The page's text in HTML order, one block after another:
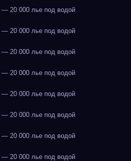
20 000 лье под водой
20 000 лье под водой
20 000 лье под водой
20 000 лье под водой
20 000 лье под водой
20 000 лье под водой
20 000 лье под водой
20 000 лье под водой